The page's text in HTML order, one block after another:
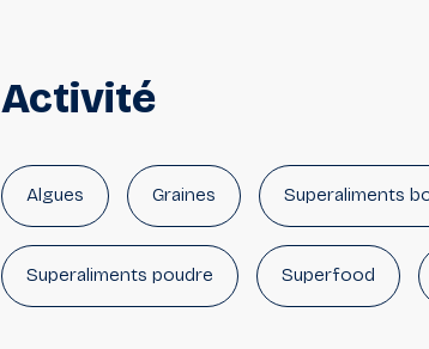
Activité
Algues Graines Superaliments
Superaliments poudre Superfood